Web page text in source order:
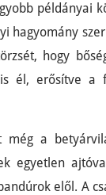
példányai
hagyomány
hogy
él, erősítve a
még a
egyetlen
elől. A